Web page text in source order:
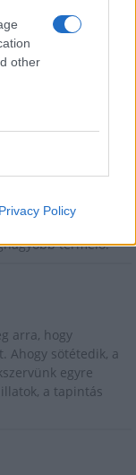
other
Privacy Policy
élvezhetjük
termelő.
arra, hogy
Ahogy sötétedik, a
egyre
a tapintás